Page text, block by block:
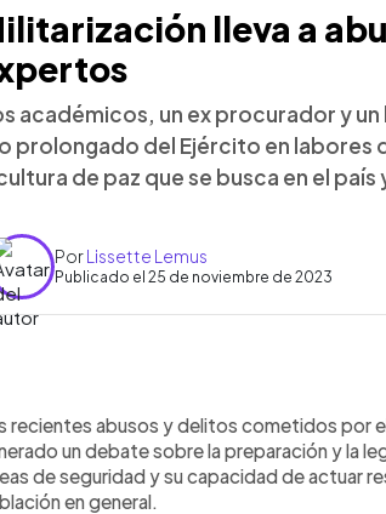
lleva a
académicos, un ex procurador y
prolongado del Ejército en labores
de paz que se busca en el
PorLissette Lemus
Publicado el 25 de noviembre de 2023
► Escuchar artículo
recientes abusos y delitos cometidos por
un debate sobre la preparación y la
de seguridad y su capacidad de actuar
en general.